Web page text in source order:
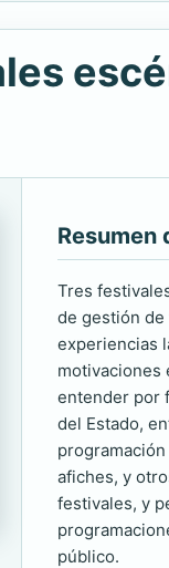
Resumen
Tres
de gestión de
experiencias
motivaciones
entender por
del Estado,
afiches, y
festivales, y
público.